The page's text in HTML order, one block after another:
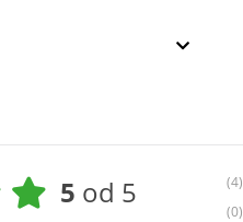
5 od 5
(4)
(0)